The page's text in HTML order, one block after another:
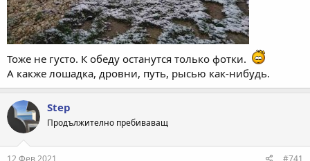
Тоже не густо. К обеду останутся только фотки.
А какже лошадка, дровни, путь, рысью как-нибудь.
Step
Продължително пребиваващ
12 Фев 2021 #741